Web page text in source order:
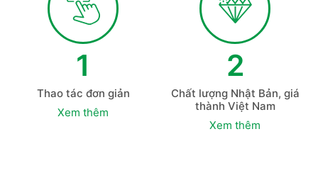
1
Thao tác đơn giản
Xem thêm
2
Chất lượng Nhật Bản, giá
thành Việt Nam
Xem thêm